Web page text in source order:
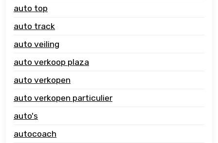
auto top
auto track
auto veiling
auto verkoop plaza
auto verkopen
auto verkopen particulier
auto's
autocoach